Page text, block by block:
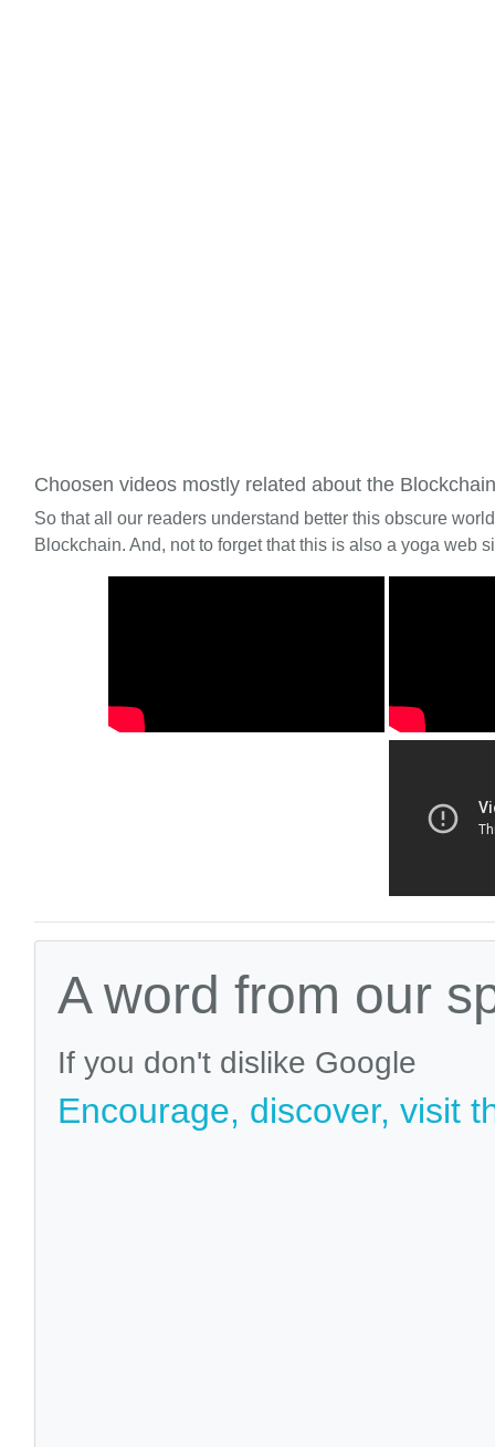
Choosen videos mostly related about the Blockchain
So that all our readers understand better this obscure
Blockchain. And, not to forget that this is also a yoga web
A word from our
If you don't dislike Google
Encourage, discover, visit